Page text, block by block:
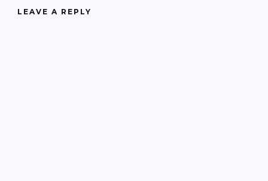
LEAVE A REPLY